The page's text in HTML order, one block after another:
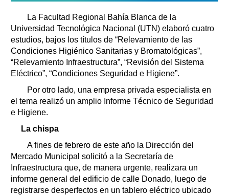
La Facultad Regional Bahía Blanca de la
Universidad Tecnológica Nacional (UTN) elaboró cuatro
estudios, bajos los títulos de “Relevamiento de las
Condiciones Higiénico Sanitarias y Bromatológicas”,
“Relevamiento Infraestructura”, “Revisión del Sistema
Eléctrico”, “Condiciones Seguridad e Higiene”.
Por otro lado, una empresa privada especialista en
el tema realizó un amplio Informe Técnico de Seguridad
e Higiene.
La chispa
A fines de febrero de este año la Dirección del
Mercado Municipal solicitó a la Secretaría de
Infraestructura que, de manera urgente, realizara un
informe general del edificio de calle Donado, luego de
registrarse desperfectos en un tablero eléctrico ubicado